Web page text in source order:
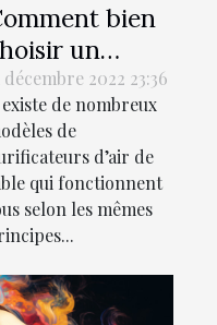
bien
un
de
?
décembre 2022 23:36
de nombreux
de
d’air de
qui fonctionnent
selon les mêmes